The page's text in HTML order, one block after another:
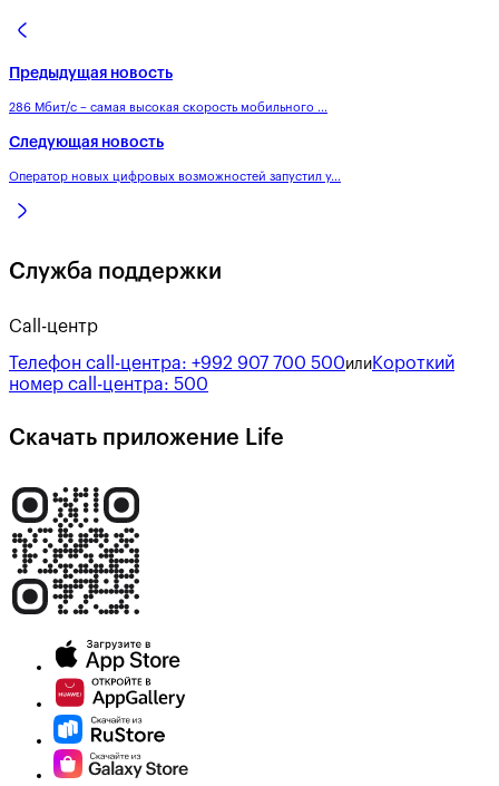
Предыдущая новость
286 Мбит/c – самая высокая скорость мобильного ...
Следующая новость
Оператор новых цифровых возможностей запустил у...
Служба поддержки
Call-центр
Телефон call-центра: +992 907 700 500или Короткий
номер call-центра: 500
Скачать приложение Life